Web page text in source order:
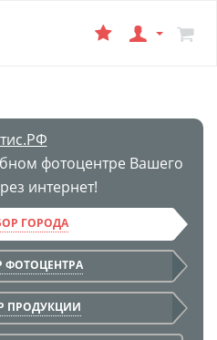
фотоцентре Вашего
интернет!
ГОРОДА
ФОТОЦЕНТРА
ПРОДУКЦИИ